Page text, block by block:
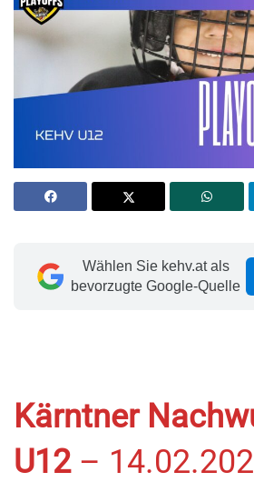
Wählen Sie kehv.at als
bevorzugte Google-Quelle
Kärntner
U12 –